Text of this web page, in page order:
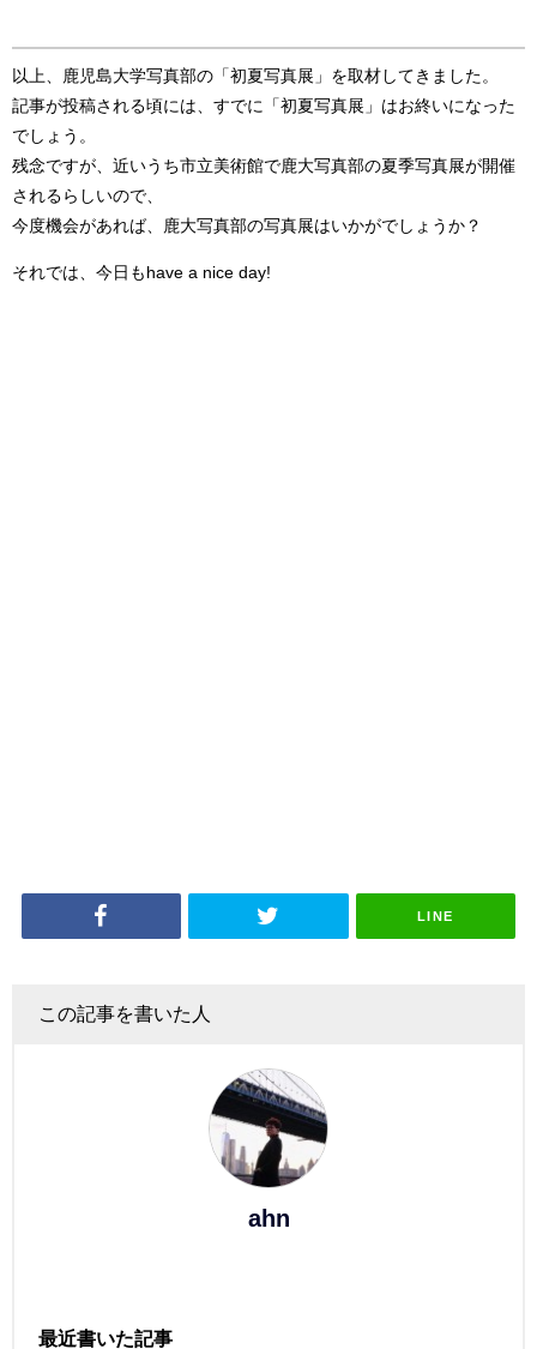
以上、鹿児島大学写真部の「初夏写真展」を取材してきました。
記事が投稿される頃には、すでに「初夏写真展」はお終いになった
でしょう。
残念ですが、近いうち市立美術館で鹿大写真部の夏季写真展が開催
されるらしいので、
今度機会があれば、鹿大写真部の写真展はいかがでしょうか？
それでは、今日もhave a nice day!
LINE
この記事を書いた人
ahn
最近書いた記事